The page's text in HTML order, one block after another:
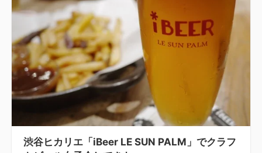
渋谷ヒカリエ「iBeer LE SUN PALM」でクラフ